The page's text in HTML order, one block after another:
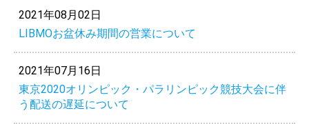
2021年08月02日
LIBMOお盆休み期間の営業について
2021年07月16日
東京2020オリンピック・パラリンピック競技大会に伴
う配送の遅延について